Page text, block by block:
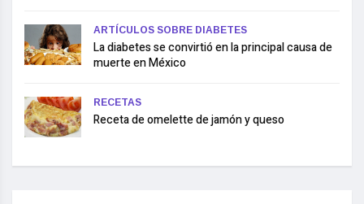
ARTÍCULOS SOBRE DIABETES
La diabetes se convirtió en la principal causa de
muerte en México
RECETAS
Receta de omelette de jamón y queso